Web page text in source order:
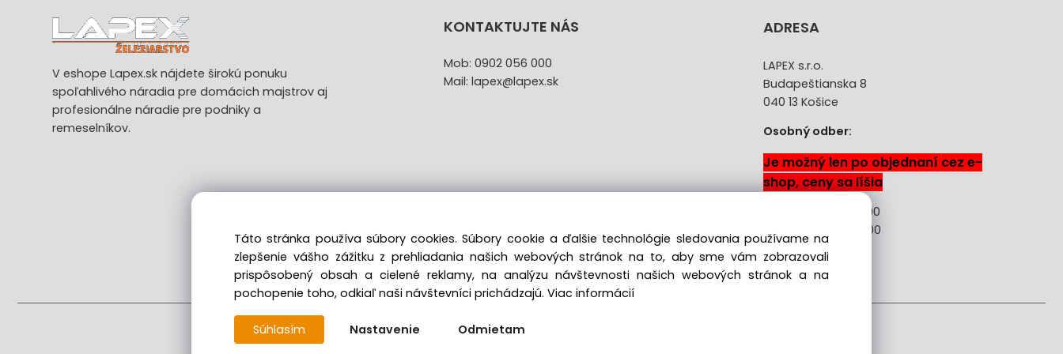
V eshope Lapex.sk nájdete širokú ponuku
spoľahlivého náradia pre domácich majstrov aj
profesionálne náradie pre podniky a
remeselníkov.
KONTAKTUJTE NÁS
Mob: 0902 056 000
Mail: lapex@lapex.sk
ADRESA
LAPEX s.r.o.
Budapeštianska 8
040 13 Košice
Osobný odber:
Je možný len po objednaní cez e-
shop, ceny sa líšia
Pon-Pia: 08:00 -18:00
Sobota: 08:00 - 13:00
Odstúpenie od kúpnej zmluvy uzavretej na diaľku bez registrácie
Copyright © 2022 lapex.sk, All rights reserved
Táto stránka používa súbory cookies. Súbory cookie a ďalšie technológie sledovania používame na
zlepšenie vášho zážitku z prehliadania našich webových stránok na to, aby sme vám zobrazovali
prispôsobený obsah a cielené reklamy, na analýzu návštevnosti našich webových stránok a na
pochopenie toho, odkiaľ naši návštevníci prichádzajú. Viac informácií
Súhlasím Nastavenie Odmietam